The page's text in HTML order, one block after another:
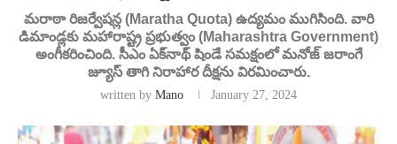
మరాఠా రిజర్వేషన్ల (Maratha Quota) ఉద్యమం ముగిసింది. వారి
డిమాండ్లకు మహారాష్ట్ర ప్రభుత్వం (Maharashtra Government)
అంగీకరించింది. సీఎం ఏక్‌నాథ్ షిండే సమక్షంలో మనోజ్ జరాంగే
జ్యూస్ తాగి నిరాహార దీక్షను విరమించారు.
written by Mano January 27, 2024